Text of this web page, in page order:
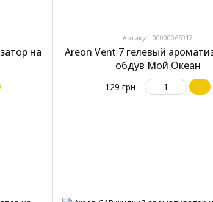
на
Артикул: 00000066917
Areon Vent 7 гелевый
обдув Мой Океан
129 грн